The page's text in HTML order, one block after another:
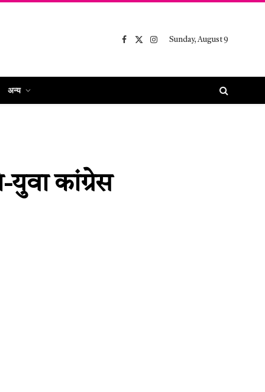
Facebook
X
Instagram
Sunday, August 9
अन्य
युवा कांग्रेस